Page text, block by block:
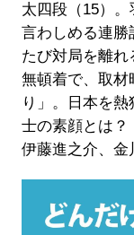
太四段（15）
言わしめる連勝
たび対局を離
無頓着で、取材
り」。日本を
士の素顔とは？
伊藤進之介、金